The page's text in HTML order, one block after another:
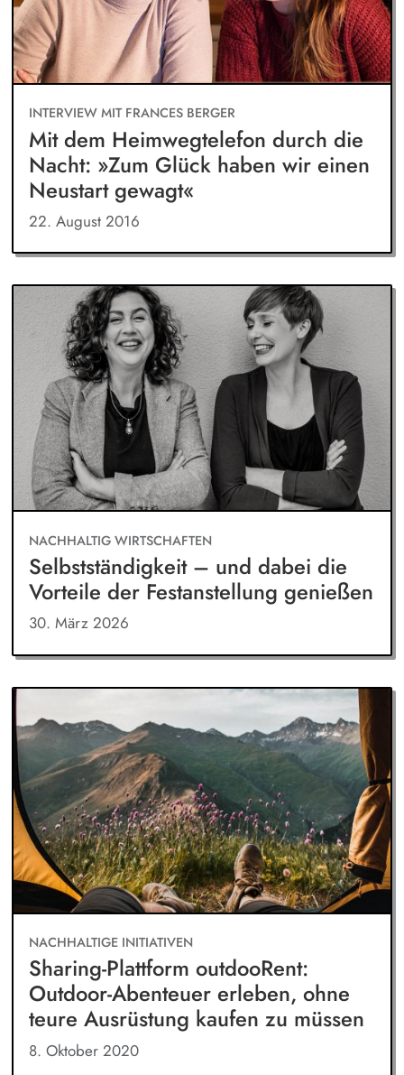
INTERVIEW MIT FRANCES BERGER
Mit dem Heimwegtelefon durch die
Nacht: »Zum Glück haben wir einen
Neustart gewagt«
22. August 2016
NACHHALTIG WIRTSCHAFTEN
Selbstständigkeit – und dabei die
Vorteile der Festanstellung genießen
30. März 2026
NACHHALTIGE INITIATIVEN
Sharing-Plattform outdooRent:
Outdoor-Abenteuer erleben, ohne
teure Ausrüstung kaufen zu müssen
8. Oktober 2020